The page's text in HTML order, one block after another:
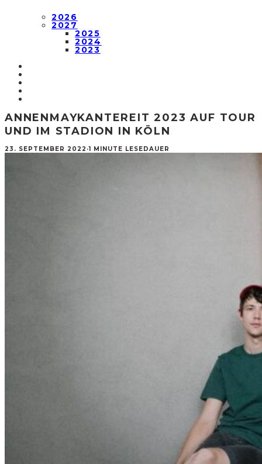
2026
2027
2025
2024
2023
ANNENMAYKANTEREIT 2023 AUF TOUR
UND IM STADION IN KÖLN
23. SEPTEMBER 2022 ·1 MINUTE LESEDAUER